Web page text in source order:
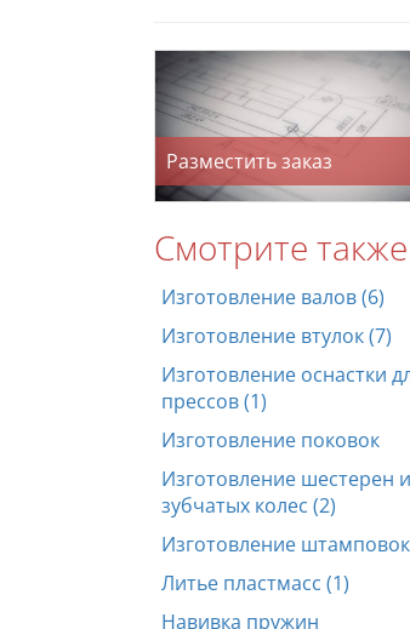
Разместить заказ
Смотрите
Изготовление валов (6)
Изготовление втулок (7)
Изготовление оснастки
прессов (1)
Изготовление поковок
Изготовление шестерен и
зубчатых колес (2)
Изготовление штамповок
Литье пластмасс (1)
Навивка пружин